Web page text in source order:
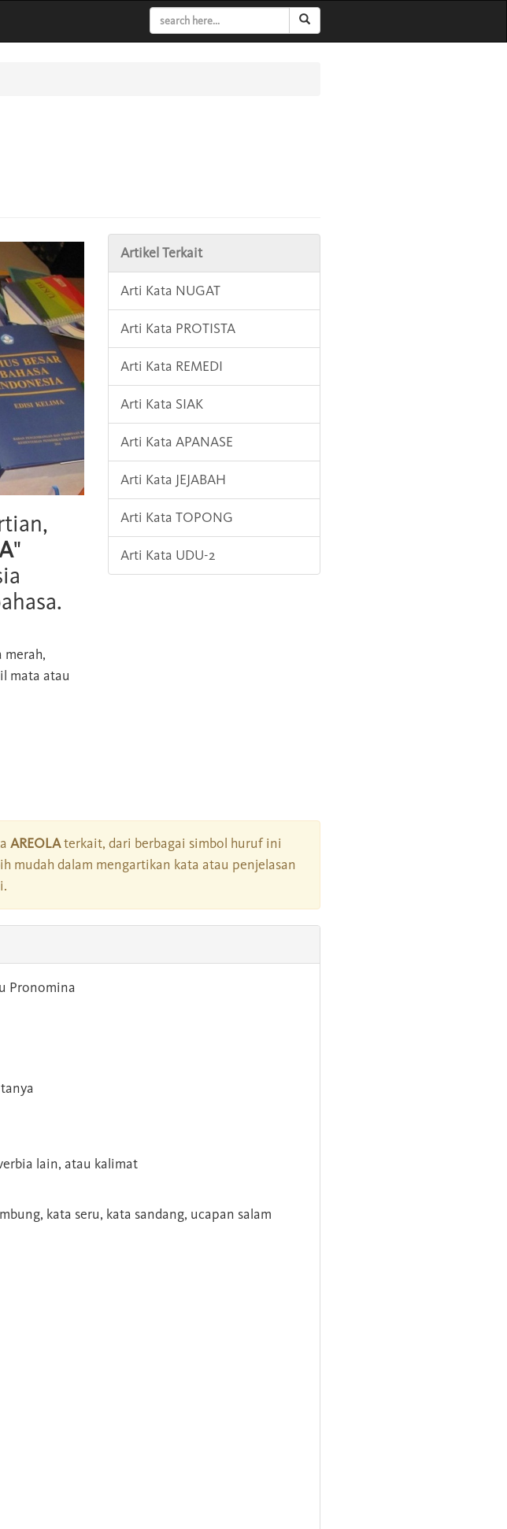
"
mata atau
Artikel Terkait
Arti Kata NUGAT
Arti Kata PROTISTA
Arti Kata REMEDI
Arti Kata SIAK
Arti Kata APANASE
Arti Kata JEJABAH
Arti Kata TOPONG
Arti Kata UDU-2
AREOLAterkait, dari berbagai simbol huruf ini
mudah dalam mengartikan kata atau penjelasan
Pronomina
lain, atau kalimat
kata seru, kata sandang, ucapan salam